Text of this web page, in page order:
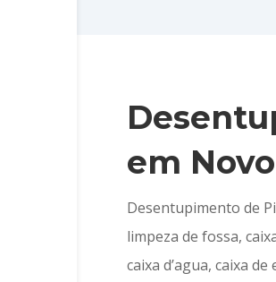
em
Desentupimento de
limpeza de fossa,
caixa d’agua, caixa